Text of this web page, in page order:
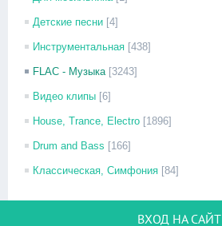
Детские песни [4]
Инструментальная [438]
FLAC - Музыка [3243]
Видео клипы [6]
House, Trance, Electro [1896]
Drum and Bass [166]
Классическая, Симфония [84]
ВХОД НА САЙТ